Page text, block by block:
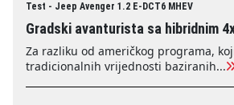
Test - Jeep Avenger 1.2 E-DCT6 MHEV
Gradski avanturista sa hibridnim
Za razliku od američkog programa,
tradicionalnih vrijednosti baziranih...